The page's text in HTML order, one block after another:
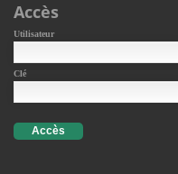
Accès
Utilisateur
Clé
Accès